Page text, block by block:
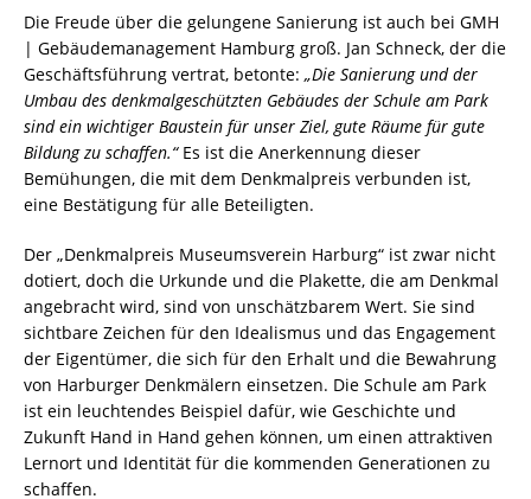
Die Freude über die gelungene Sanierung ist auch bei GMH
| Gebäudemanagement Hamburg groß. Jan Schneck, der die
Geschäftsführung vertrat, betonte: „Die Sanierung und der
Umbau des denkmalgeschützten Gebäudes der Schule am Park
sind ein wichtiger Baustein für unser Ziel, gute Räume für gute
Bildung zu schaffen.“Es ist die Anerkennung dieser
Bemühungen, die mit dem Denkmalpreis verbunden ist,
eine Bestätigung für alle Beteiligten.
Der „Denkmalpreis Museumsverein Harburg“ ist zwar nicht
dotiert, doch die Urkunde und die Plakette, die am Denkmal
angebracht wird, sind von unschätzbarem Wert. Sie sind
sichtbare Zeichen für den Idealismus und das Engagement
der Eigentümer, die sich für den Erhalt und die Bewahrung
von Harburger Denkmälern einsetzen. Die Schule am Park
ist ein leuchtendes Beispiel dafür, wie Geschichte und
Zukunft Hand in Hand gehen können, um einen attraktiven
Lernort und Identität für die kommenden Generationen zu
schaffen.